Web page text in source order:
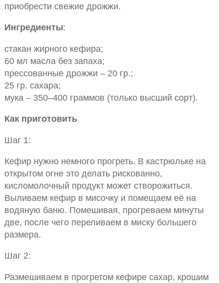
приобрести свежие дрожжи.
Ингредиенты:
стакан жирного кефира;
60 мл масла без запаха;
прессованные дрожжи – 20 гр.;
25 гр. сахара;
мука – 350–400 граммов (только высший сорт).
Как приготовить
Шаг 1:
Кефир нужно немного прогреть. В кастрюльке на
открытом огне это делать рискованно,
кисломолочный продукт может створожиться.
Выливаем кефир в мисочку и помещаем её на
водяную баню. Помешивая, прогреваем минуты
две, после чего переливаем в миску большего
размера.
Шаг 2:
Размешиваем в прогретом кефире сахар, крошим